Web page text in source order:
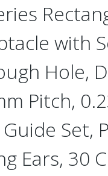
with
Hole,
Pitch,
Set,
Ears, 30